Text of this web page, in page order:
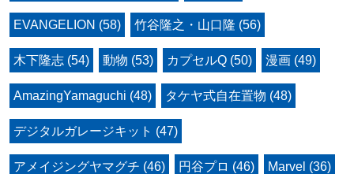
EVANGELION (58) 竹谷隆之・山口隆 (56)
木下隆志 (54) 動物 (53) カプセルQ (50) 漫画 (49)
AmazingYamaguchi (48) タケヤ式自在置物 (48)
デジタルガレージキット (47)
アメイジングヤマグチ (46) 円谷プロ (46) Marvel (36)